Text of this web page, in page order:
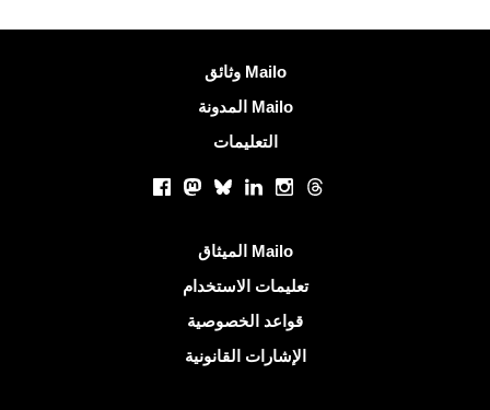
وثائق Mailo
المدونة Mailo
التعليمات
Facebook
Mastodon
BlueskyLinkedInInstagram
Threads
الميثاق Mailo
تعليمات الاستخدام
قواعد الخصوصية
الإشارات القانونية